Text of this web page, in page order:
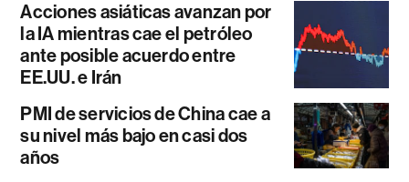
Acciones asiáticas avanzan por
la IA mientras cae el petróleo
ante posible acuerdo entre
EE.UU. e Irán
PMI de servicios de China cae a
su nivel más bajo en casi dos
años